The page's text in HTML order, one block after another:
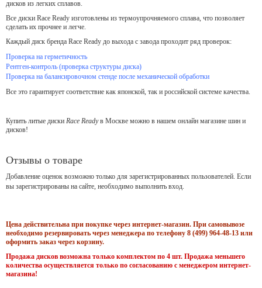
дисков из легких сплавов.
Все диски Race Ready изготовлены из термоупрочняемого сплава, что позволяет
сделать их прочнее и легче.
Каждый диск бренда Race Ready до выхода с завода проходит ряд проверок:
Проверка на герметичность
Рентген-контроль (проверка структуры диска)
Проверка на балансировочном стенде после механической обработки
Все это гарантирует соответствие как японской, так и российской системе качества.
Купить литые диски Race Readyв Москве можно в нашем онлайн магазине шин и
дисков!
Отзывы о товаре
Добавление оценок возможно только для зарегистрированных пользователей. Если
вы зарегистрированы на сайте, необходимо выполнить вход.
Цена действительна при покупке через интернет-магазин. При самовывозе
необходимо резервировать через менеджера по телефону 8 (499) 964-48-13 или
оформить заказ через корзину.
Продажа дисков возможна только комплектом по 4 шт. Продажа меньшего
количества осуществляется только по согласованию с менеджером интернет-
магазина!